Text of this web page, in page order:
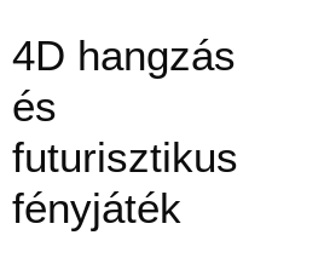
4D hangzás
és
futurisztikus
fényjáték